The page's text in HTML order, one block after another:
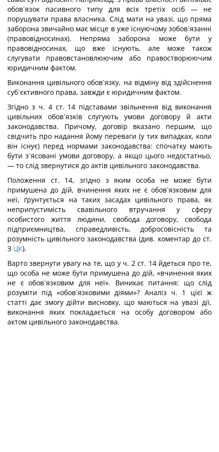
обов´язок пасивного типу для всіх третіх осіб — не
порушувати права власника. Слід мати на увазі, що пряма
заборона звичайно має місце в уже існуючому зобов´язанні
(правовідносинах). Непряма заборона може бути у
правовідносинах, що вже існують, але може також
слугувати правовстановлюючим або правостворюючим
юридичним фактом.
Виконання цивільного обов´язку, на відміну від здійснення
суб´єктивного права, завжди є юридичним фактом.
Згідно з ч. 4 ст. 14 підставами звільнення від виконання
цивільних обов´язків слугують умови договору й акти
законодавства. Причому, договір вказано першим, що
свідчить про надання йому переваги (у тих випадках, коли
він існує) перед нормами законодавства: спочатку мають
бути з´ясовані умови договору, а якщо цього недостатньо,
— то слід звернутися до актів цивільного законодавства.
Положення ст. 14, згідно з яким особа не може бути
примушена до дій, вчинення яких не є обов´язковим для
неї, ґрунтується на таких засадах цивільного права, як
неприпустимість свавільного втручання у сферу
особистого життя людини, свобода договору, свобода
підприємництва, справедливість, добросовісність та
розумність цивільного законодавства (див. коментар до ст.
З ЦК).
Варто звернути увагу на те, що у ч. 2 ст. 14 йдеться про те,
що особа не може бути примушена до дій, «вчинення яких
не є обов´язковим для неї». Виникає питання: що слід
розуміти під «обов´язковими діями»? Аналіз ч. 1 цієї ж
статті дає змогу дійти висновку, що маються на увазі дії,
виконання яких покладається на особу договором або
актом цивільного законодавства.